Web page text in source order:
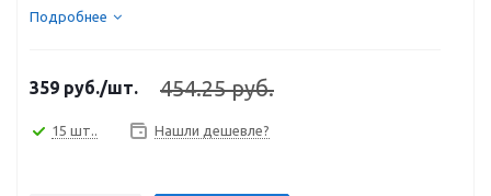
Подробнее
359 руб./шт. 454.25 руб.
15 шт.. Нашли дешевле?